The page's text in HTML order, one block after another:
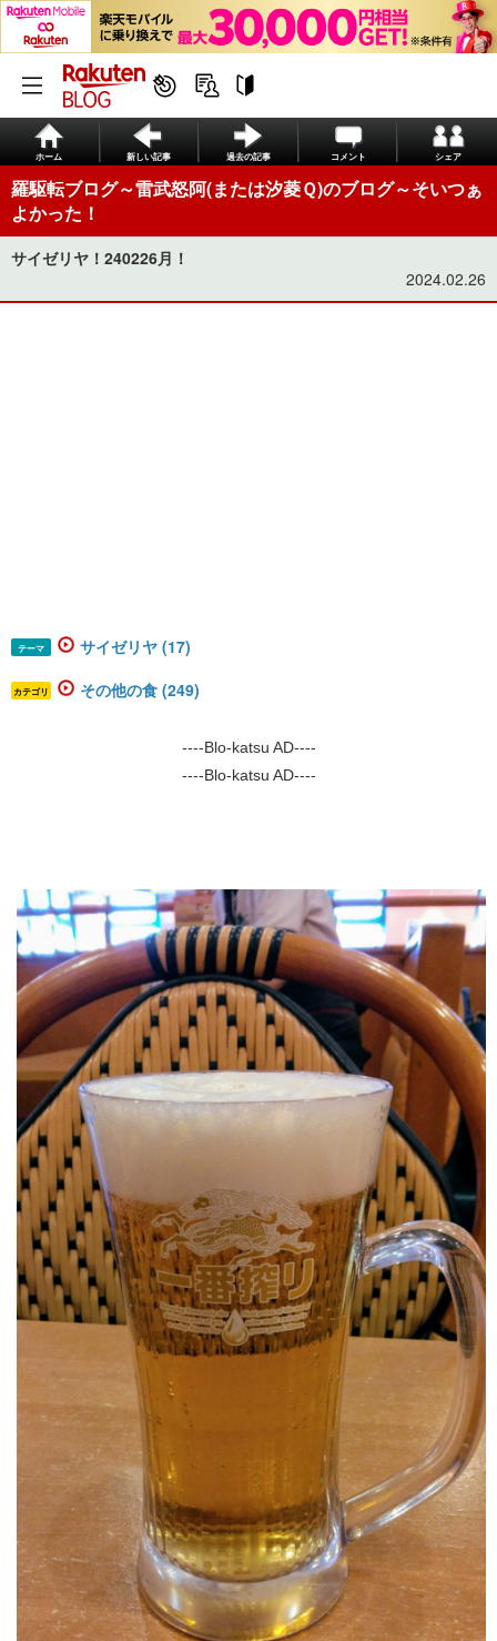
ホーム 新しい記事 過去の記事 コメント シェア
羅駆転ブログ～雷武怒阿(または汐菱Ｑ)のブログ～そいつぁ
よかった！
サイゼリヤ！240226月！
2024.02.26
テーマ サイゼリヤ (17)
カテゴリ その他の食 (249)
----Blo-katsu AD----
----Blo-katsu AD----